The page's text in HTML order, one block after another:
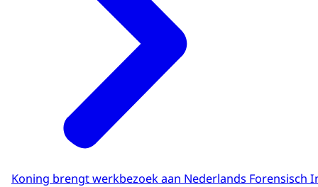
Koning brengt werkbezoek aan Nederlands Forensisch